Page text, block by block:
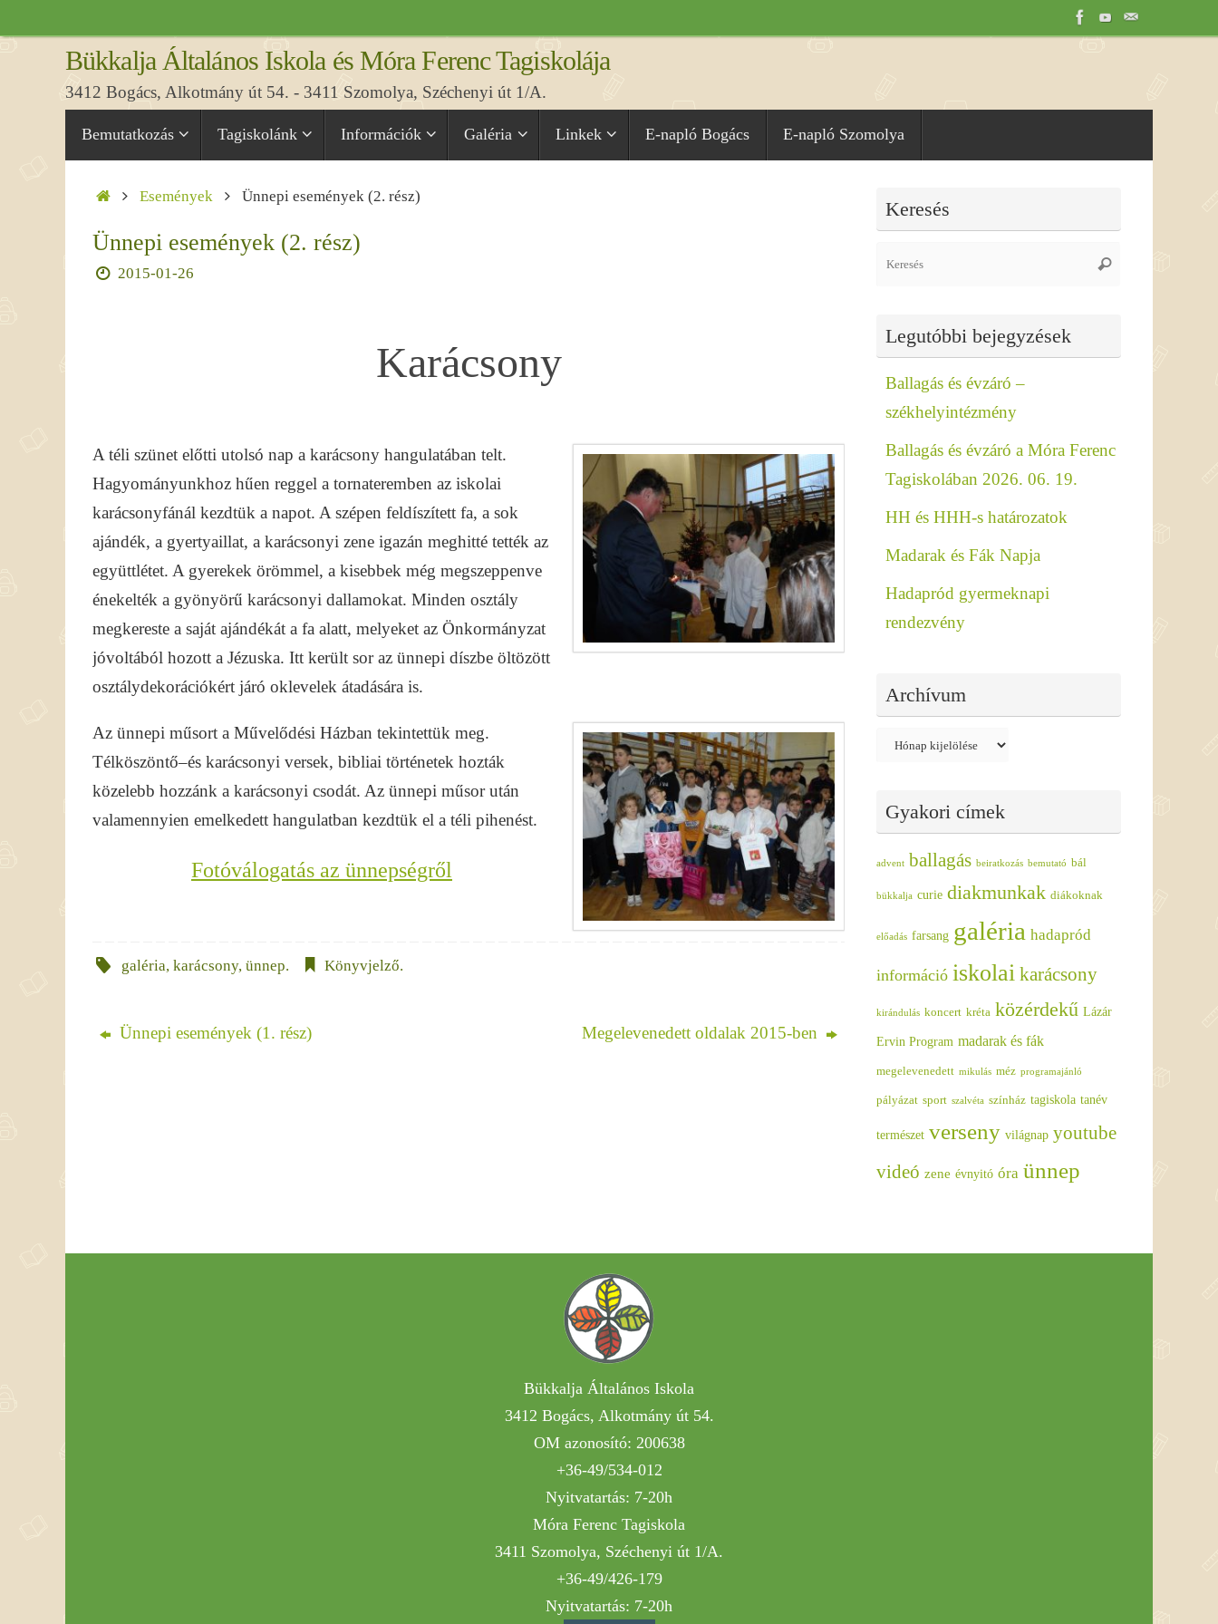
a
tartalomraBükkalja Általános Iskola és Móra Ferenc Tagiskolája
3412 Bogács, Alkotmány út 54. - 3411 Szomolya, Széchenyi út 1/A.
Bemutatkozás Tagiskolánk Információk Galéria Linkek E-napló Bogács E-napló Szomolya
HomeEsemények Ünnepi események (2. rész)
Ünnepi események (2. rész)
2015-01-26
Karácsony
A téli szünet előtti utolsó nap a karácsony hangulatában telt.
Hagyományunkhoz hűen reggel a tornateremben az iskolai
karácsonyfánál kezdtük a napot. A szépen feldíszített fa, a sok
ajándék, a gyertyaillat, a karácsonyi zene igazán meghitté tették az
együttlétet. A gyerekek örömmel, a kisebbek még megszeppenve
énekelték a gyönyörű karácsonyi dallamokat. Minden osztály
megkereste a saját ajándékát a fa alatt, melyeket az Önkormányzat
jóvoltából hozott a Jézuska. Itt került sor az ünnepi díszbe öltözött
osztálydekorációkért járó oklevelek átadására is.
Az ünnepi műsort a Művelődési Házban tekintettük meg.
Télköszöntő–és karácsonyi versek, bibliai történetek hozták
közelebb hozzánk a karácsonyi csodát. Az ünnepi műsor után
valamennyien emelkedett hangulatban kezdtük el a téli pihenést.
Fotóválogatás az ünnepségről
galéria, karácsony, ünnep. Könyvjelző.
Ünnepi események (1. rész) Megelevenedett oldalak 2015-ben
Keresés
Keresés
Legutóbbi bejegyzések
Ballagás és évzáró –
székhelyintézmény
Ballagás és évzáró a Móra Ferenc
Tagiskolában 2026. 06. 19.
HH és HHH-s határozatok
Madarak és Fák Napja
Hadapród gyermeknapi
rendezvény
Archívum
Archívum
Gyakori címek
advent ballagás beiratkozás bemutató bál
bükkalja curie diakmunkak diákoknak
előadás farsang galéria hadapród
információ iskolai karácsony
kirándulás koncert kréta közérdekű Lázár
Ervin Program madarak és fák
megelevenedett mikulás méz programajánló
pályázat sport szalvéta színház tagiskola tanév
természet verseny világnap youtube
videó zene évnyitó óra ünnep
Bükkalja Általános Iskola
3412 Bogács, Alkotmány út 54.
OM azonosító: 200638
+36-49/534-012
Nyitvatartás: 7-20h
Móra Ferenc Tagiskola
3411 Szomolya, Széchenyi út 1/A.
+36-49/426-179
Nyitvatartás: 7-20h